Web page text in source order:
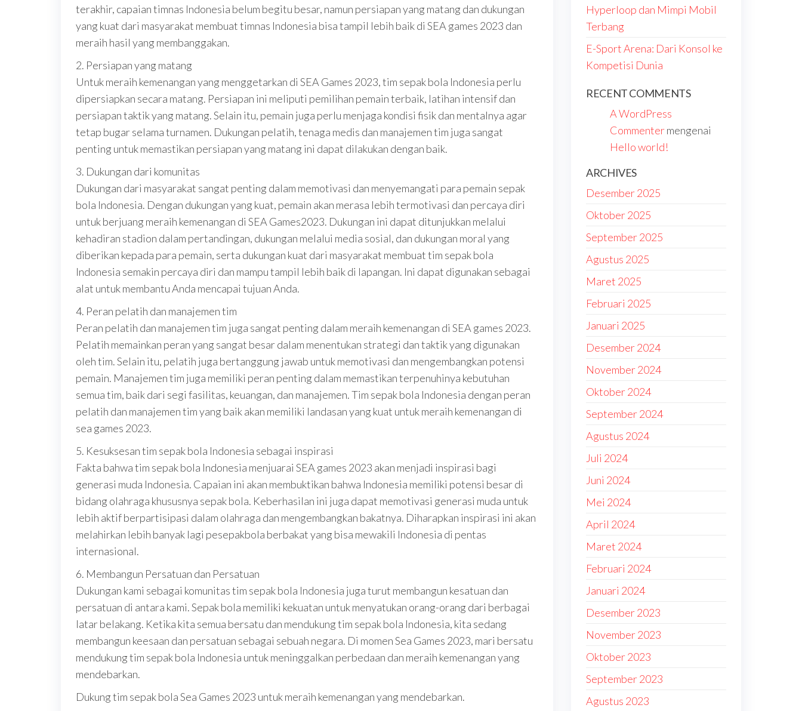
terakhir, capaian timnas Indonesia belum begitu besar, namun persiapan yang matang dan dukungan
yang kuat dari masyarakat membuat timnas Indonesia bisa tampil lebih baik di SEA games 2023 dan
meraih hasil yang membanggakan.
2. Persiapan yang matang
Untuk meraih kemenangan yang menggetarkan di SEA Games 2023, tim sepak bola Indonesia perlu
dipersiapkan secara matang. Persiapan ini meliputi pemilihan pemain terbaik, latihan intensif dan
persiapan taktik yang matang. Selain itu, pemain juga perlu menjaga kondisi fisik dan mentalnya agar
tetap bugar selama turnamen. Dukungan pelatih, tenaga medis dan manajemen tim juga sangat
penting untuk memastikan persiapan yang matang ini dapat dilakukan dengan baik.
3. Dukungan dari komunitas
Dukungan dari masyarakat sangat penting dalam memotivasi dan menyemangati para pemain sepak
bola Indonesia. Dengan dukungan yang kuat, pemain akan merasa lebih termotivasi dan percaya diri
untuk berjuang meraih kemenangan di SEA Games2023. Dukungan ini dapat ditunjukkan melalui
kehadiran stadion dalam pertandingan, dukungan melalui media sosial, dan dukungan moral yang
diberikan kepada para pemain, serta dukungan kuat dari masyarakat membuat tim sepak bola
Indonesia semakin percaya diri dan mampu tampil lebih baik di lapangan. Ini dapat digunakan sebagai
alat untuk membantu Anda mencapai tujuan Anda.
4. Peran pelatih dan manajemen tim
Peran pelatih dan manajemen tim juga sangat penting dalam meraih kemenangan di SEA games 2023.
Pelatih memainkan peran yang sangat besar dalam menentukan strategi dan taktik yang digunakan
oleh tim. Selain itu, pelatih juga bertanggung jawab untuk memotivasi dan mengembangkan potensi
pemain. Manajemen tim juga memiliki peran penting dalam memastikan terpenuhinya kebutuhan
semua tim, baik dari segi fasilitas, keuangan, dan manajemen. Tim sepak bola Indonesia dengan peran
pelatih dan manajemen tim yang baik akan memiliki landasan yang kuat untuk meraih kemenangan di
sea games 2023.
5. Kesuksesan tim sepak bola Indonesia sebagai inspirasi
Fakta bahwa tim sepak bola Indonesia menjuarai SEA games 2023 akan menjadi inspirasi bagi
generasi muda Indonesia. Capaian ini akan membuktikan bahwa Indonesia memiliki potensi besar di
bidang olahraga khususnya sepak bola. Keberhasilan ini juga dapat memotivasi generasi muda untuk
lebih aktif berpartisipasi dalam olahraga dan mengembangkan bakatnya. Diharapkan inspirasi ini akan
melahirkan lebih banyak lagi pesepakbola berbakat yang bisa mewakili Indonesia di pentas
internasional.
6. Membangun Persatuan dan Persatuan
Dukungan kami sebagai komunitas tim sepak bola Indonesia juga turut membangun kesatuan dan
persatuan di antara kami. Sepak bola memiliki kekuatan untuk menyatukan orang-orang dari berbagai
latar belakang. Ketika kita semua bersatu dan mendukung tim sepak bola Indonesia, kita sedang
membangun keesaan dan persatuan sebagai sebuah negara. Di momen Sea Games 2023, mari bersatu
mendukung tim sepak bola Indonesia untuk meninggalkan perbedaan dan meraih kemenangan yang
mendebarkan.
Dukung tim sepak bola Sea Games 2023 untuk meraih kemenangan yang mendebarkan.
Hyperloop dan Mimpi Mobil
Terbang
E-Sport Arena: Dari Konsol ke
Kompetisi Dunia
RECENT COMMENTS
A WordPress
Commentermengenai
Hello world!
ARCHIVES
Desember 2025
Oktober 2025
September 2025
Agustus 2025
Maret 2025
Februari 2025
Januari 2025
Desember 2024
November 2024
Oktober 2024
September 2024
Agustus 2024
Juli 2024
Juni 2024
Mei 2024
April 2024
Maret 2024
Februari 2024
Januari 2024
Desember 2023
November 2023
Oktober 2023
September 2023
Agustus 2023